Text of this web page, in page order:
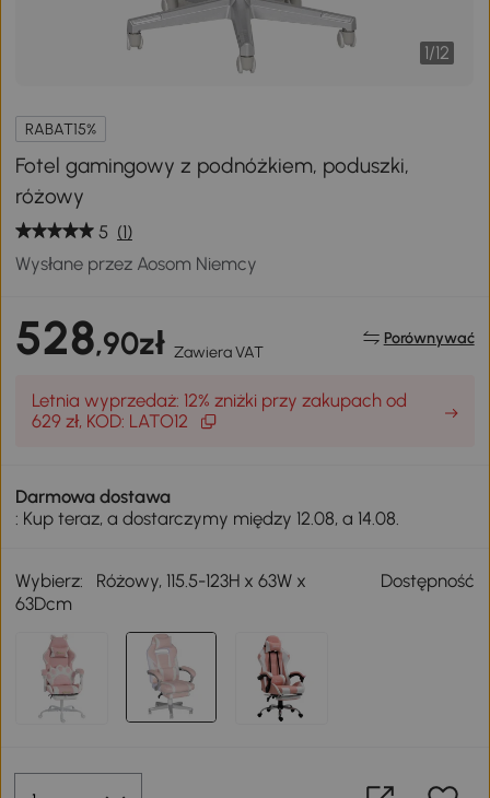
1/12
RABAT15%
Fotel gamingowy z podnóżkiem, poduszki,
różowy
5 (1)
Wysłane przez Aosom Niemcy
528,90zł Zawiera VAT
Porównywać
Letnia wyprzedaż: 12% zniżki przy zakupach od
629 zł, KOD: LATO12
Darmowa dostawa
: Kup teraz, a dostarczymy między 12.08, a 14.08.
Wybierz:
Różowy, 115.5-123H x 63W x
63Dcm
Dostępność